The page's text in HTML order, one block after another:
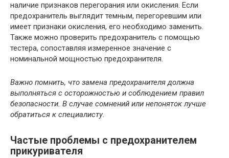
наличие признаков перегорания или окисления. Если
предохранитель выглядит темным, перегоревшим или
имеет признаки окисления, его необходимо заменить.
Также можно проверить предохранитель с помощью
тестера, сопоставляя измеренное значение с
номинальной мощностью предохранителя.
Важно помнить, что замена предохранителя должна
выполняться с осторожностью и соблюдением правил
безопасности. В случае сомнений или непоняток лучше
обратиться к специалисту.
Частые проблемы с предохранителем
прикуривателя